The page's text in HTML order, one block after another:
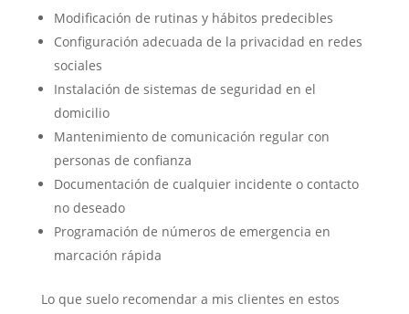
Modificación de rutinas y hábitos predecibles
Configuración adecuada de la privacidad en redes
sociales
Instalación de sistemas de seguridad en el
domicilio
Mantenimiento de comunicación regular con
personas de confianza
Documentación de cualquier incidente o contacto
no deseado
Programación de números de emergencia en
marcación rápida
Lo que suelo recomendar a mis clientes en estos